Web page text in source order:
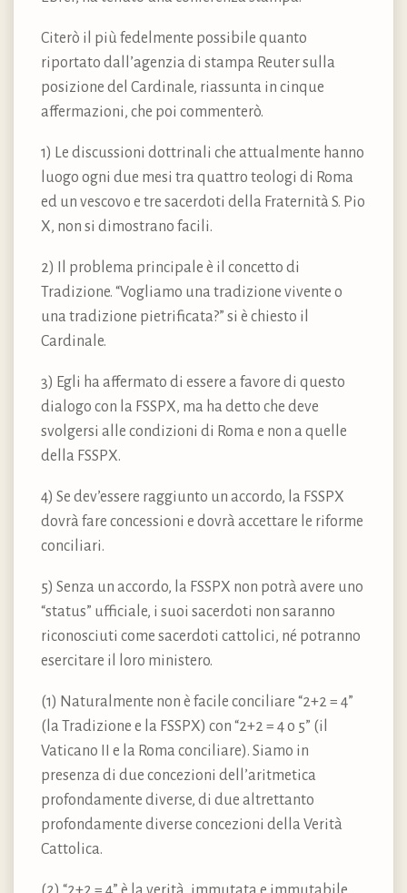
Citerò il più fedelmente possibile quanto
riportato dall’agenzia di stampa Reuter sulla
posizione del Cardinale, riassunta in cinque
affermazioni, che poi commenterò.
1) Le discussioni dottrinali che attualmente hanno
luogo ogni due mesi tra quattro teologi di Roma
ed un vescovo e tre sacerdoti della Fraternità S. Pio
X, non si dimostrano facili.
2) Il problema principale è il concetto di
Tradizione. “Vogliamo una tradizione vivente o
una tradizione pietrificata?” si è chiesto il
Cardinale.
3) Egli ha affermato di essere a favore di questo
dialogo con la FSSPX, ma ha detto che deve
svolgersi alle condizioni di Roma e non a quelle
della FSSPX.
4) Se dev’essere raggiunto un accordo, la FSSPX
dovrà fare concessioni e dovrà accettare le riforme
conciliari.
5) Senza un accordo, la FSSPX non potrà avere uno
“status” ufficiale, i suoi sacerdoti non saranno
riconosciuti come sacerdoti cattolici, né potranno
esercitare il loro ministero.
(1) Naturalmente non è facile conciliare “2+2 = 4”
(la Tradizione e la FSSPX) con “2+2 = 4 o 5” (il
Vaticano II e la Roma conciliare). Siamo in
presenza di due concezioni dell’aritmetica
profondamente diverse, di due altrettanto
profondamente diverse concezioni della Verità
Cattolica.